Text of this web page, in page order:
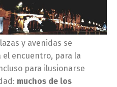
y avenidas se
encuentro, para la
para ilusionarse
muchos de los